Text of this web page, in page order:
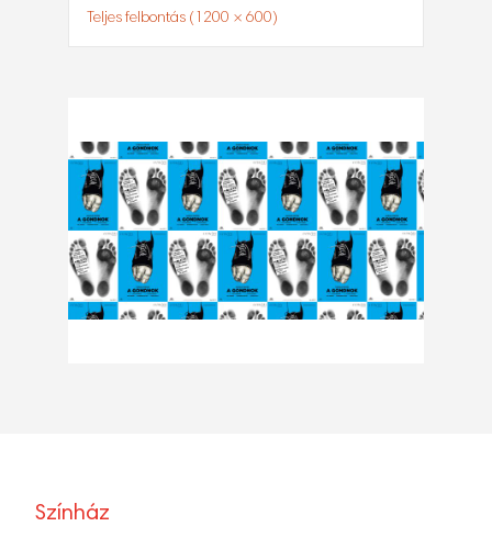
Teljes felbontás (1200 × 600)
Színház